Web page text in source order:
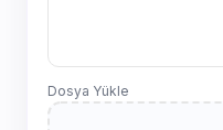
Dosya Yükle